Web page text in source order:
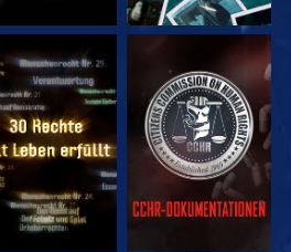
ANSEHEN ANSEHEN